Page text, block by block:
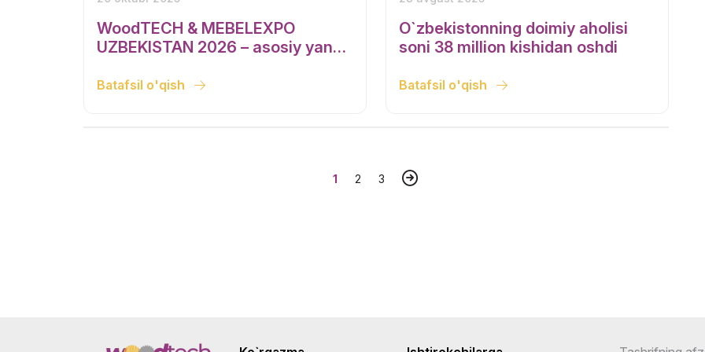
WoodTECH & MEBELEXPO
UZBEKISTAN 2026 – asosiy yangi
Batafsil o'qish
O`zbekistonning doimiy aholisi
soni 38 million kishidan oshdi
Batafsil o'qish
1 2 3